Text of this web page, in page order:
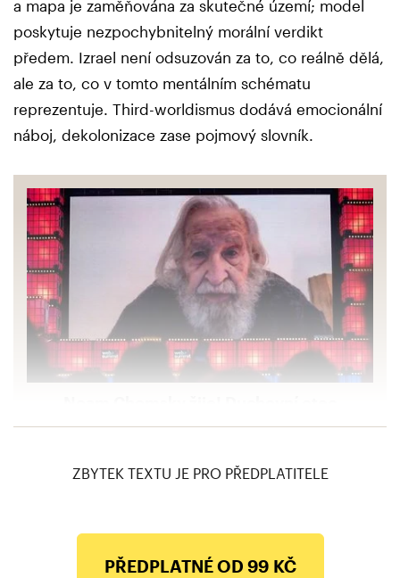
a mapa je zaměňována za skutečné území; model
poskytuje nezpochybnitelný morální verdikt
předem. Izrael není odsuzován za to, co reálně dělá,
ale za to, co v tomto mentálním schématu
reprezentuje. Third-worldismus dodává emocionální
náboj, dekolonizace zase pojmový slovník.
sebenenávisti americké levice ještě neřekl
ZBYTEK TEXTU JE PRO PŘEDPLATITELE
PŘEDPLATNÉ OD 99 KČ